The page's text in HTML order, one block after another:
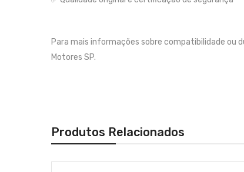
Para mais informações sobre compatibilidade ou
Motores SP.
Produtos Relacionados